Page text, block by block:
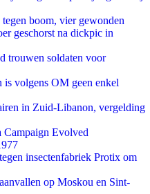
boom, vier gewonden
geschorst na dickpic in
trouwen soldaten voor
is volgens OM geen enkel
in Zuid-Libanon, vergelding
Campaign Evolved
insectenfabriek Protix om
op Moskou en Sint-